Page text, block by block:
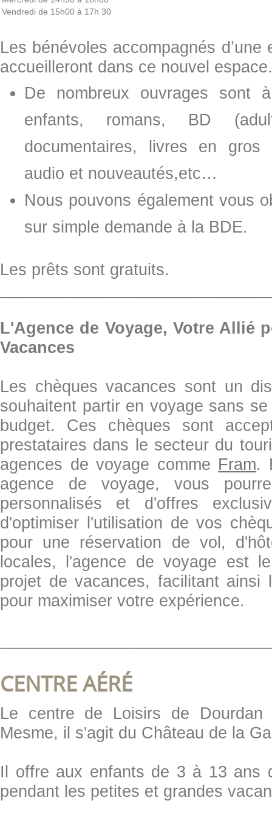
Vendredi de 15h00 à 17h 30
Les bénévoles accompagnés
accueilleront dans ce nouvel espace.
De nombreux ouvrages sont
enfants, romans, BD
documentaires, livres en gros
audio et nouveautés,etc…
Nous pouvons également vous
sur simple demande à la BDE.
Les prêts sont gratuits.
L'Agence de Voyage, Votre Allié
Vacances
Les chèques vacances sont un
souhaitent partir en voyage sans
budget. Ces chèques sont
prestataires dans le secteur du
agences de voyage comme Fram.
agence de voyage, vous
personnalisés et d'offres
d'optimiser l'utilisation de vos
pour une réservation de vol,
locales, l'agence de voyage est
projet de vacances, facilitant ainsi
pour maximiser votre expérience.
CENTRE AÉRÉ
Le centre de Loisirs de
Mesme, il s'agit du Château de la
Il offre aux enfants de 3 à 13 ans
pendant les petites et grandes